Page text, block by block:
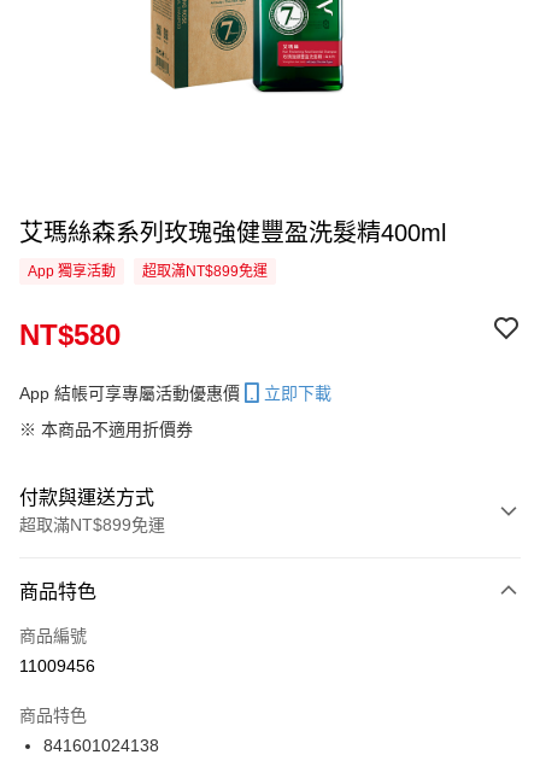
艾瑪絲森系列玫瑰強健豐盈洗髮精400ml
App 獨享活動 超取滿NT$899免運
NT$580
App 結帳可享專屬活動優惠價
立即下載
※ 本商品不適用折價券
付款與運送方式
超取滿NT$899免運
信用卡一次付款
信用卡分期付款
合作金庫商業銀行
華南商業銀行
商品特色
商品編號
11009456
商品特色
841601024138